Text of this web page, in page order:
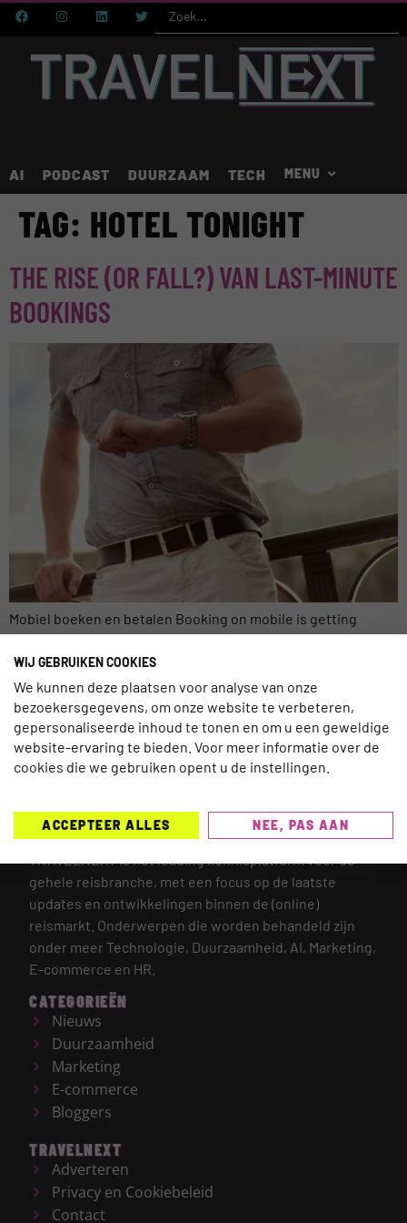
AI PODCAST DUURZAAM TECH
TAG: HOTEL TONIGHT
THE RISE (OR FALL?) VAN LAST-MINUTE
BOOKINGS
Mobiel boeken en betalen Booking on mobile is getting
mobiele boekingen in de reisbranche, onderzocht door
Criteo. Daaruit bleek dat tablets vaak gebruikt werden voor
het boeken van vliegtickets en smartphones voor het
boeken van hotelkamers. In-app boekingen bleken een grote
hit, cijfers uit datzelfde onderzoek lieten […]
TRAVELNEXT is hét leading kennisplatform voor de
gehele reisbranche, met een focus op de laatste
updates en ontwikkelingen binnen de (online)
reismarkt. Onderwerpen die worden behandeld zijn
onder meer Technologie, Duurzaamheid, AI, Marketing,
E-commerce en HR.
CATEGORIEËN
Nieuws
Duurzaamheid
Marketing
E-commerce
Bloggers
TRAVELNEXT
Adverteren
Privacy en Cookiebeleid
Contact
WIJ GEBRUIKEN COOKIES
We kunnen deze plaatsen voor analyse van onze
bezoekersgegevens, om onze website te verbeteren,
gepersonaliseerde inhoud te tonen en om u een geweldige
website-ervaring te bieden. Voor meer informatie over de
cookies die we gebruiken opent u de instellingen.
ACCEPTEER ALLES NEE, PAS AAN